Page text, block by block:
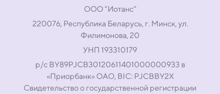
ООО “Иотанс”
220076, Республика Беларусь, г. Минск, ул.
Филимонова, 20
УНП 193310179
р/с BY89PJCB30120611401000000933 в
«Приорбанк» ОАО, BIC: PJCBBY2X
Свидетельство о государственной регистрации